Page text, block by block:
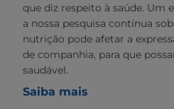
que diz respeito à saúde. Um
a nossa pesquisa contínua
nutrição pode afetar a
de companhia, para que
saudável.
Saiba mais